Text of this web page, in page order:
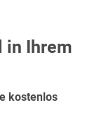
in Ihrem
kostenlos